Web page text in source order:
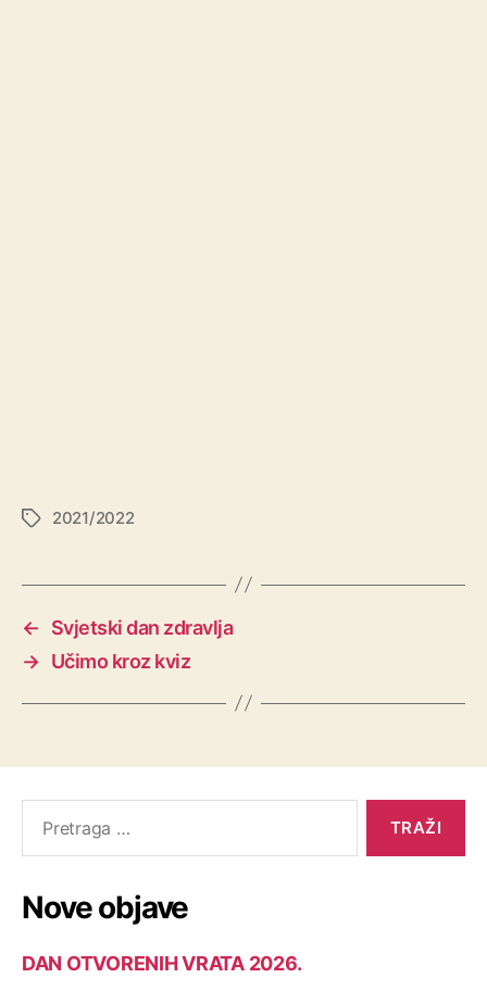
Oznake2021/2022
←
Svjetski dan zdravlja
→ Učimo kroz kviz
Nove objave
DAN OTVORENIH VRATA 2026.